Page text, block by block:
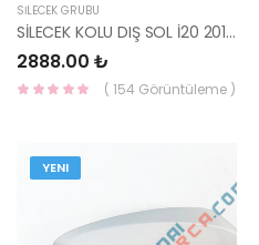
SİLECEK GRUBU
SİLECEK KOLU DIŞ SOL İ20 2015- 98311-C8000-HMC
2888.00 ₺
( 154 Görüntüleme )
YENI